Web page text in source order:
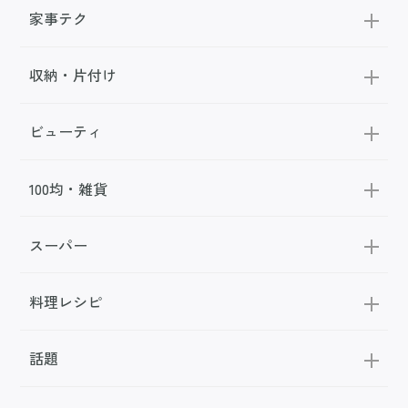
家事テク
収納・片付け
ビューティ
100均・雑貨
スーパー
料理レシピ
話題